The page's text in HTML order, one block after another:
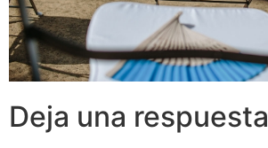
Deja una respuesta